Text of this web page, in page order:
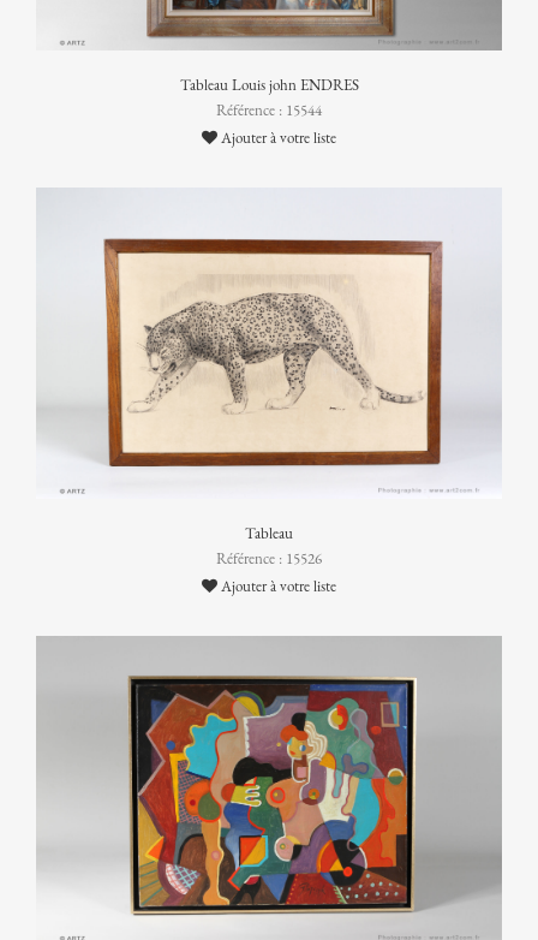
Tableau Louis john ENDRES
Référence : 15544
Ajouter à votre liste
Tableau
Référence : 15526
Ajouter à votre liste